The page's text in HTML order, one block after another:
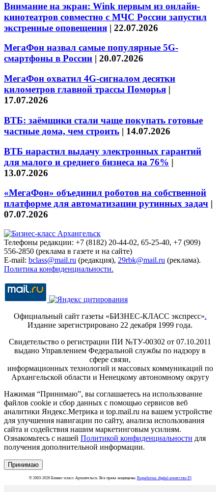
Внимание на экран: Wink первым из онлайн-
кинотеатров совместно с МЧС России запустил
экстренные оповещения | 22.07.2026
МегаФон назвал самые популярные 5G-
смартфоны в России | 20.07.2026
МегаФон охватил 4G-сигналом десятки
километров главной трассы Поморья |
17.07.2026
ВТБ: заёмщики стали чаще покупать готовые
частные дома, чем строить | 14.07.2026
ВТБ нарастил выдачу электронных гарантий
для малого и среднего бизнеса на 76% |
13.07.2026
«МегаФон» объединил роботов на собственной
платформе для автоматизации рутинных задач |
07.07.2026
Телефоны редакции: +7 (8182) 20-44-02, 65-25-40, +7 (909)
556-2850 (реклама в газете и на сайте)
E-mail: bclass@mail.ru (редакция), 29rbk@mail.ru (реклама).
Политика конфиденциальности.
Официальный сайт газеты «БИЗНЕС-КЛАСС экспресс».
Издание зарегистрировано 22 декабря 1999 года.
Свидетельство о регистрации ПИ №ТУ-00302 от 07.10.2011
выдано Управлением Федеральной службы по надзору в
сфере связи,
информационных технологий и массовых коммуникаций по
Архангельской области и Ненецкому автономному округу
Нажимая “Принимаю”, вы соглашаетесь на использование
файлов cookie и сбор данных с помощью сервисов веб
аналитики Яндекс.Метрика и top.mail.ru на вашем устройстве
для улучшения навигации по сайту, анализа использования
сайта и содействия нашим маркетинговым усилиям.
Ознакомьтесь с нашей Политикой конфиденциальности для
получения дополнительной информации.
Принимаю
© 2003-2026 Бизнес-класс Архангельск. Все права защищены. Разработка: digital-агентство F5